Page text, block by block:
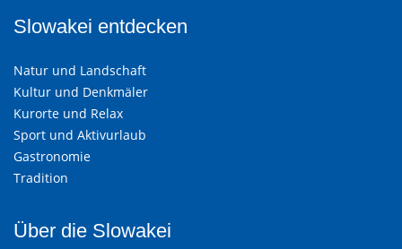
Slowakei entdecken
Natur und Landschaft
Kultur und Denkmäler
Kurorte und Relax
Sport und Aktivurlaub
Gastronomie
Tradition
Über die Slowakei